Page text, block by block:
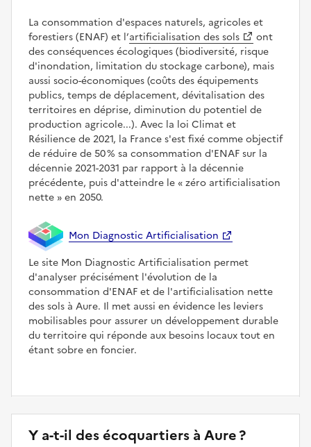
La consommation d'espaces naturels, agricoles et
forestiers (ENAF) et l’artificialisation des sols
ont
des conséquences écologiques (biodiversité, risque
d'inondation, limitation du stockage carbone), mais
aussi socio-économiques (coûts des équipements
publics, temps de déplacement, dévitalisation des
territoires en déprise, diminution du potentiel de
production agricole...). Avec la loi Climat et
Résilience de 2021, la France s'est fixé comme objectif
de réduire de 50 % sa consommation d'ENAF sur la
décennie 2021-2031 par rapport à la décennie
précédente, puis d'atteindre le
zéro artificialisation
nette
en 2050.
Mon Diagnostic Artificialisation
Le site Mon Diagnostic Artificialisation permet
d'analyser précisément l'évolution de la
consommation d'ENAF et de l'artificialisation nette
des sols à Aure. Il met aussi en évidence les leviers
mobilisables pour assurer un développement durable
du territoire qui réponde aux besoins locaux tout en
étant sobre en foncier.
Y a-t-il des écoquartiers à Aure ?